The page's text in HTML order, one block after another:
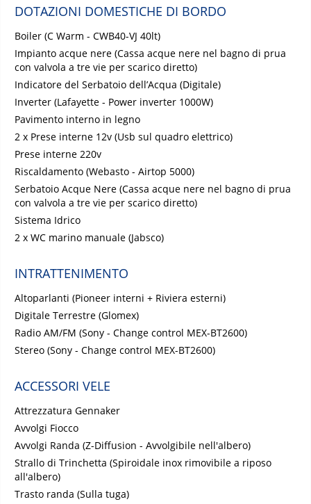
DOTAZIONI DOMESTICHE DI BORDO
Boiler (C Warm - CWB40-VJ 40lt)
Impianto acque nere (Cassa acque nere nel bagno di prua
con valvola a tre vie per scarico diretto)
Indicatore del Serbatoio dell’Acqua (Digitale)
Inverter (Lafayette - Power inverter 1000W)
Pavimento interno in legno
2 x Prese interne 12v (Usb sul quadro elettrico)
Prese interne 220v
Riscaldamento (Webasto - Airtop 5000)
Serbatoio Acque Nere (Cassa acque nere nel bagno di prua
con valvola a tre vie per scarico diretto)
Sistema Idrico
2 x WC marino manuale (Jabsco)
INTRATTENIMENTO
Altoparlanti (Pioneer interni + Riviera esterni)
Digitale Terrestre (Glomex)
Radio AM/FM (Sony - Change control MEX-BT2600)
Stereo (Sony - Change control MEX-BT2600)
ACCESSORI VELE
Attrezzatura Gennaker
Avvolgi Fiocco
Avvolgi Randa (Z-Diffusion - Avvolgibile nell'albero)
Strallo di Trinchetta (Spiroidale inox rimovibile a riposo
all'albero)
Trasto randa (Sulla tuga)